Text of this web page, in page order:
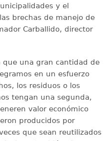
y el
brechas de manejo de
Carballido, director
que una gran cantidad de
en un esfuerzo
los residuos o los
tengan una segunda,
valor económico
producidos por
que sean reutilizados